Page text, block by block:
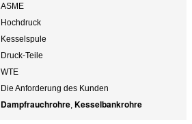
ASME
Hochdruck
Kesselspule
Druck-Teile
WTE
Die Anforderung des Kunden
Dampfrauchrohre, Kesselbankrohre